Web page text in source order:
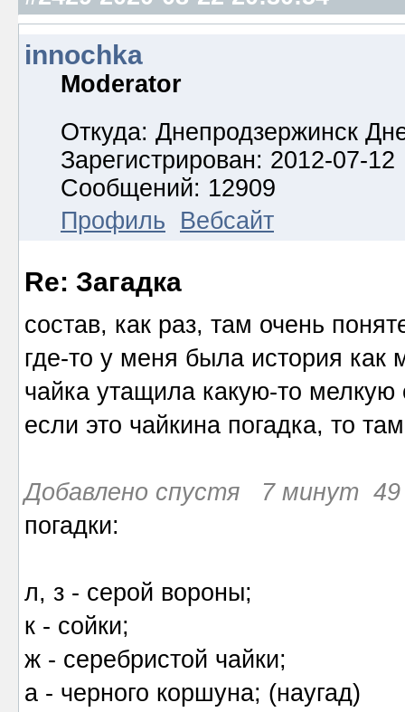
innochka
Moderator
Откуда: Днепродзержинск
Зарегистрирован: 2012-07-12
Сообщений: 12909
Профиль
Вебсайт
Re: Загадка
состав, как раз, там очень
где-то у меня была история как
чайка утащила какую-то мелкую
если это чайкина погадка, то
Добавлено спустя 7 минут 49
погадки:
л, з - серой вороны;
к - сойки;
ж - серебристой чайки;
а - черного коршуна; (наугад)